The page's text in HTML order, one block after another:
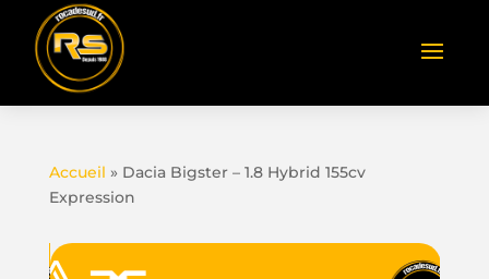
Accueil » Dacia Bigster – 1.8 Hybrid 155cv
Expression